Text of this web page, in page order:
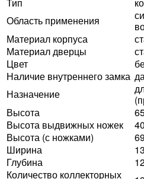
Тип
Область применения
Материал корпуса
Материал дверцы
Цвет
Наличие внутреннего замка
Назначение
Высота
Высота выдвижных ножек
Высота (с ножками)
Ширина
Глубина
Количество коллекторных